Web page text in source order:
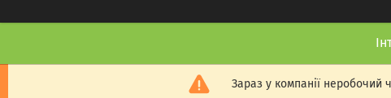
Зараз у компанії неробочий